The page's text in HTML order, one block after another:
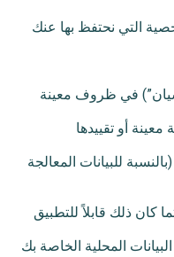
التي نحتفظ بها عنك
في ظروف معينة
أو تقييدها
للبيانات المعالجة
كان ذلك قابلاً للتطبيق
المحلية الخاصة بك